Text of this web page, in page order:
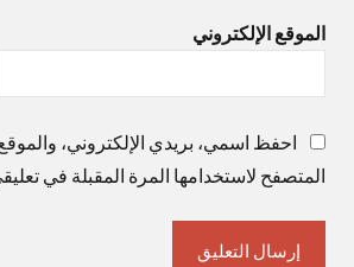
الموقع الإلكتروني
احفظ اسمي، بريدي الإلكتروني،
المتصفح لاستخدامها المرة المقبلة في